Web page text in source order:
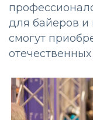
для байеров
смогут